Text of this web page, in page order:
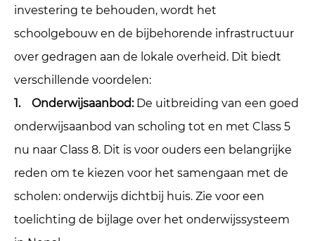
investering te behouden, wordt het
schoolgebouw en de bijbehorende infrastructuur
over gedragen aan de lokale overheid. Dit biedt
verschillende voordelen:
1. Onderwijsaanbod:De uitbreiding van een goed
onderwijsaanbod van scholing tot en met Class 5
nu naar Class 8. Dit is voor ouders een belangrijke
reden om te kiezen voor het samengaan met de
scholen: onderwijs dichtbij huis. Zie voor een
toelichting de bijlage over het onderwijssysteem